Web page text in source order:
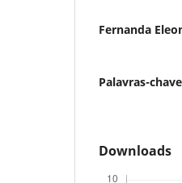
Fernanda
Palavras-
Downloads